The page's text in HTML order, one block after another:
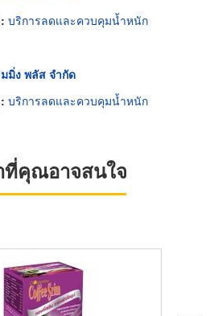
บริการลดและควบคุมน้ำหนัก
มิ่ง พลัส จำกัด
บริการลดและควบคุมน้ำหนัก
คุณอาจสนใจ